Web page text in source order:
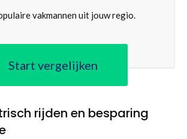
vakmannen uit jouw regio.
Start vergelijken
rijden en besparing